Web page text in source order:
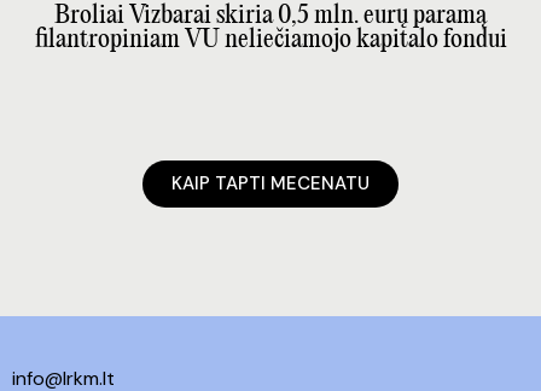
Broliai Vizbarai skiria 0,5 mln. eurų paramą
filantropiniam VU neliečiamojo kapitalo fondui
KAIP TAPTI MECENATU
info@lrkm.lt